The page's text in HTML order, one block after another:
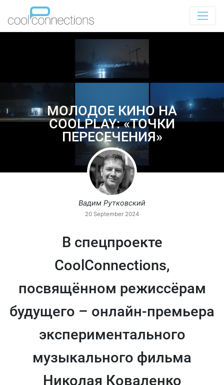
МОЛОДОЕ КИНО НА
COOLPLAY: «ТОЧКИ
ПЕРЕСЕЧЕНИЯ»
Вадим Рутковский
20 September 2024
В спецпроекте
CoolConnections,
посвящённом режиссёрам
будущего – онлайн-премьера
экспериментального
музыкального фильма
Николая Коваленко